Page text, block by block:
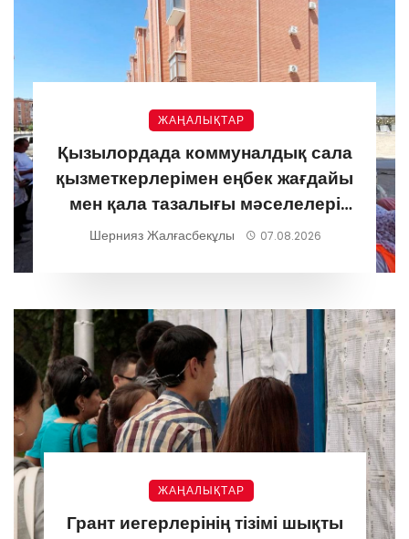
ЖАҢАЛЫҚТАР
Қызылордада коммуналдық сала
қызметкерлерімен еңбек жағдайы
мен қала тазалығы мәселелері
талқыланды
Шернияз Жалғасбекұлы 07.08.2026
ЖАҢАЛЫҚТАР
Грант иегерлерінің тізімі шықты